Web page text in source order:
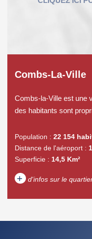
Combs-La-Ville
Combs-la-Ville est une
des habitants sont
Population : 22 154
Distance de l'aéroport :
Superficie : 14,5 Km²
+ d'infos sur le